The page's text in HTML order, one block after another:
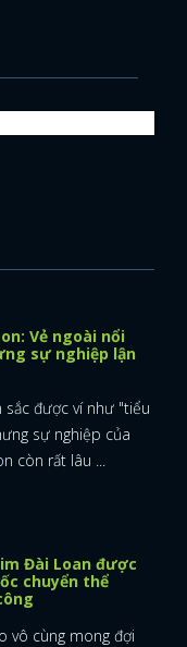
Vẻ ngoài nổi
sự nghiệp lận
sắc được ví như "tiểu
sự nghiệp của
còn rất lâu ...
Đài Loan được
chuyển thể
vô cùng mong đợi